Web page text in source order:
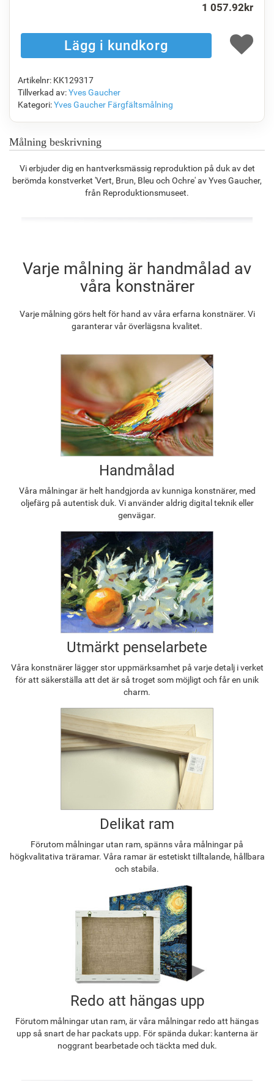
F7034-296 F6731-224
1 401.86 kr 1 401.86
1 300.13kr 1 009.78kr 1 455.80kr 1 310.45kr
1 057.92 kr
Artikelnr: KK129317
Tillverkad av:Yves Gaucher
Kategori:Yves Gaucher Färgfältsmålning
Målning beskrivning
Vi erbjuder dig en hantverksmässig reproduktion på duk av det
berömda konstverket 'Vert, Brun, Bleu och Ochre' av Yves Gaucher,
från Reproduktionsmuseet.
Varje målning är handmålad av
våra konstnärer
Varje målning görs helt för hand av våra erfarna konstnärer. Vi
garanterar vår överlägsna kvalitet.
Handmålad
Våra målningar är helt handgjorda av kunniga konstnärer, med
oljefärg på autentisk duk. Vi använder aldrig digital teknik eller
genvägar.
Utmärkt penselarbete
Våra konstnärer lägger stor uppmärksamhet på varje detalj i verket
för att säkerställa att det är så troget som möjligt och får en unik
charm.
Delikat ram
Förutom målningar utan ram, spänns våra målningar på
högkvalitativa träramar. Våra ramar är estetiskt tilltalande, hållbara
och stabila.
Redo att hängas upp
Förutom målningar utan ram, är våra målningar redo att hängas
upp så snart de har packats upp. För spända dukar: kanterna är
noggrant bearbetade och täckta med duk.